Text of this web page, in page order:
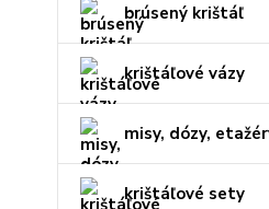
brúsený krištáľ
krištáľové vázy
misy, dózy,
krištáľové sety